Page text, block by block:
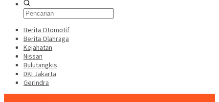
Berita Otomotif
Berita Olahraga
Kejahatan
Nissan
Bulutangkis
DKI Jakarta
Gerindra